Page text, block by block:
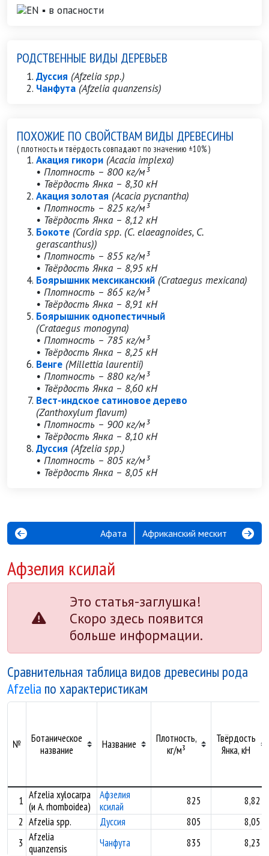
Афата Африканский мескит
Афзелия ксилай
Это статья-заглушка!
Скоро здесь появится
больше информации.
Сравнительная таблица видов древесины рода
Afzelia по характеристикам
№
Ботаническое
название
Название
Плотность,
кг/м³
Твёрдость
Янка, кН
1 Afzelia xylocarpa
(и A. rhomboidea)
Афзелия
ксилай
825
8,82
2 Afzelia spp. Дуссия 805
8,05
3 Afzelia
quanzensis
Чанфута 835 8,23
РОДСТВЕННЫЕ ВИДЫ ДЕРЕВЬЕВ
Дуссия (Afzelia spp.)
Чанфута (Afzelia quanzensis)
ПОХОЖИЕ ПО СВОЙСТВАМ ВИДЫ ДРЕВЕСИНЫ
( плотность и твёрдость совпадают по значению ±10% )
Акация гикори (Acacia implexa)
• Плотность – 800 кг/м³
• Твёрдость Янка – 8,30 кН
Акация золотая (Acacia pycnantha)
• Плотность – 825 кг/м³
• Твёрдость Янка – 8,12 кН
Бокоте (Cordia spp. (C. elaeagnoides, C.
gerascanthus))
• Плотность – 855 кг/м³
• Твёрдость Янка – 8,95 кН
Боярышник мексиканский (Crataegus mexicana)
• Плотность – 865 кг/м³
• Твёрдость Янка – 8,91 кН
Боярышник однопестичный
(Crataegus monogyna)
• Плотность – 785 кг/м³
• Твёрдость Янка – 8,25 кН
Венге (Millettia laurentii)
• Плотность – 880 кг/м³
• Твёрдость Янка – 8,60 кН
Вест-индское сатиновое дерево
(Zanthoxylum flavum)
• Плотность – 900 кг/м³
• Твёрдость Янка – 8,10 кН
Дуссия (Afzelia spp.)
• Плотность – 805 кг/м³
• Твёрдость Янка – 8,05 кН